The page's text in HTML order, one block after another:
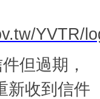
YVTR/
但過期，
新收到信件